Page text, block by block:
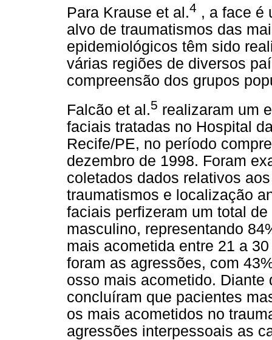
Para Krause et al.4 , a face é
alvo de traumatismos das
epidemiológicos têm sido
várias regiões de diversos
compreensão dos grupos
Falcão et al.5 realizaram um
faciais tratadas no Hospital
Recife/PE, no período
dezembro de 1998. Foram
coletados dados relativos
traumatismos e localização
faciais perfizeram um total
masculino, representando
mais acometida entre 21 a
foram as agressões, com
osso mais acometido.
concluíram que pacientes
os mais acometidos no
agressões interpessoais as